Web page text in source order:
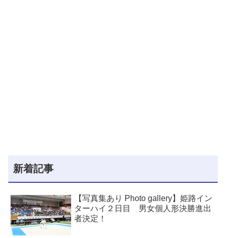
新着記事
【写真集あり Photo gallery】姫路イン
ターハイ２日目 男女個人形決勝進出
者決定！